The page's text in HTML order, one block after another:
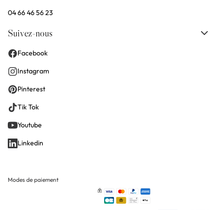
04 66 46 56 23
Suivez-nous
Facebook
Instagram
Pinterest
Tik Tok
Youtube
Linkedin
Modes de paiement